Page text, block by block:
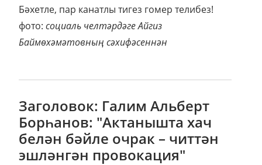
Бәхетле, пар канатлы тигез гомер телибез!
фото: социаль челтәрдәге Айгиз
Баймөхәмәтовның сәхифәсеннән
Заголовок: Галим Альберт
Борһанов: "Актанышта хач
белән бәйле очрак – читтән
эшләнгән провокация"